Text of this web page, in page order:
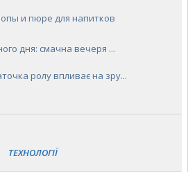
и пюре для напитков
дня: смачна вечеря ...
ролу впливає на зру...
ТЕХНОЛОГІЇ